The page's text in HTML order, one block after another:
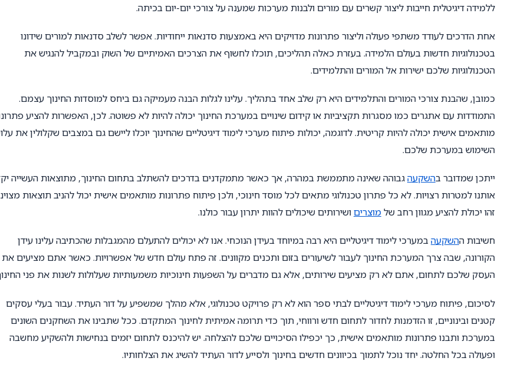
ללמידה דיגיטלית חייבות ליצור קשרים עם מורים ולבנות מערכות שמענה על צורכי יום-יום בכיתה.
אחת הדרכים לעודד משתפי פעולה וליצור פתרונות מדויקים היא באמצעות סדנאות ייחודיות. אפשר לשלב סדנאות למורים שידונו
בטכנולוגיות חדשות בעולם הלמידה. בעזרת כאלה תהליכים, תוכלו לחשוף את הצרכים האמיתיים של השוק ובמקביל להנגיש את
הטכנולוגיות שלכם ישירות אל המורים והתלמידים.
כמובן, שהבנת צורכי המורים והתלמידים היא רק שלב אחד בתהליך. עלינו לגלות הבנה מעמיקה גם ביחס למוסדות החינוך עצמם.
התמודדות עם אתגרים כמו מסגרות תקציביות או קידום שינויים במערכת החינוך יכולה להיות לא פשוטה. לכן, האפשרות להציע
מותאמים אישית יכולה להיות קריטית. לדוגמה, יכולות פיתוח מערכי לימוד דיגיטליים שהחינוך יוכלו ליישם גם במצבים שקלולין את
השימוש במערכת שלכם.
ייתכן שמדובר בהשקעהגבוהה שאינה מתממשת במהרה, אך כאשר מתמקדנים בדרכים להשתלב בתחום החינוך, מתוצאות העשייה
אותנו למטרות רצויות. לא כל פתרון טכנולוגי מתאים לכל מוסד חינוכי, ולכן פיתוח פתרונות מותאמים אישית יכול להניב תוצאות
זהו יכולת להציע מגוון רחב שלמוצריםושירותים שיכולים להוות יתרון עבור כולנו.
חשיבות ההשקעהבמערכי לימוד דיגיטליים היא רבה במיוחד בעידן הנוכחי. אנו לא יכולים להתעלם מהמגבלות שהכתיבה עלינו עידן
הקורונה, שבה צרך המערכת החינוך לעבור לשיעורים בזום ותכנים מקוונים. זה פתח עולם חדש של אפשרויות. כאשר אתם מציעים את
העסק שלכם לתחום, אתם לא רק מציעים שירותים, אלא גם מדברים על השפעות חינוכיות משמעותיות שעלולות לשנות את פני
לסיכום, פיתוח מערכי לימוד דיגיטליים לבתי ספר הוא לא רק פרויקט טכנולוגי, אלא מהלך שמשפיע על דור העתיד. עבור בעלי עסקים
קטנים ובינוניים, זו הזדמנות לחדור לתחום חדש ורווחי, תוך כדי תרומה אמיתית לחינוך המתקדם. ככל שתבינו את השחקנים השונים
במערכת ותבנו פתרונות מותאמים אישית, כך יכפילו הסיכויים שלכם להצלחה. יש להיכנס לתחום יזמים בנחישות ולהשקיע מחשבה
ופעולה בכל החלטה. יחד נוכל לתמוך בכיוונים חדשים בחינוך ולסייע לדור העתיד להשיג את הצלחותיו.